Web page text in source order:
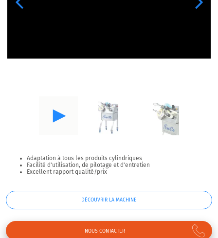
Previous Next
Adaptation à tous les produits cylindriques
Facilité d'utilisation, de pilotage et d'entretien
Excellent rapport qualité/prix
DÉCOUVRIR LA MACHINE
NOUS CONTACTER